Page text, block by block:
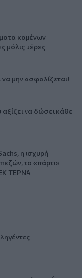
καμένων
μόλις μέρες
να μην ασφαλίζεται!
αξίζει να δώσει κάθε
η ισχυρή
το «πάρτι»
ΤΕΡΝΑ